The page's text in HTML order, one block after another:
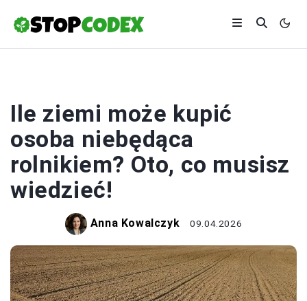
Ile ziemi może kupić
osoba niebędąca
rolnikiem? Oto, co musisz
wiedzieć!
Anna Kowalczyk 09.04.2026